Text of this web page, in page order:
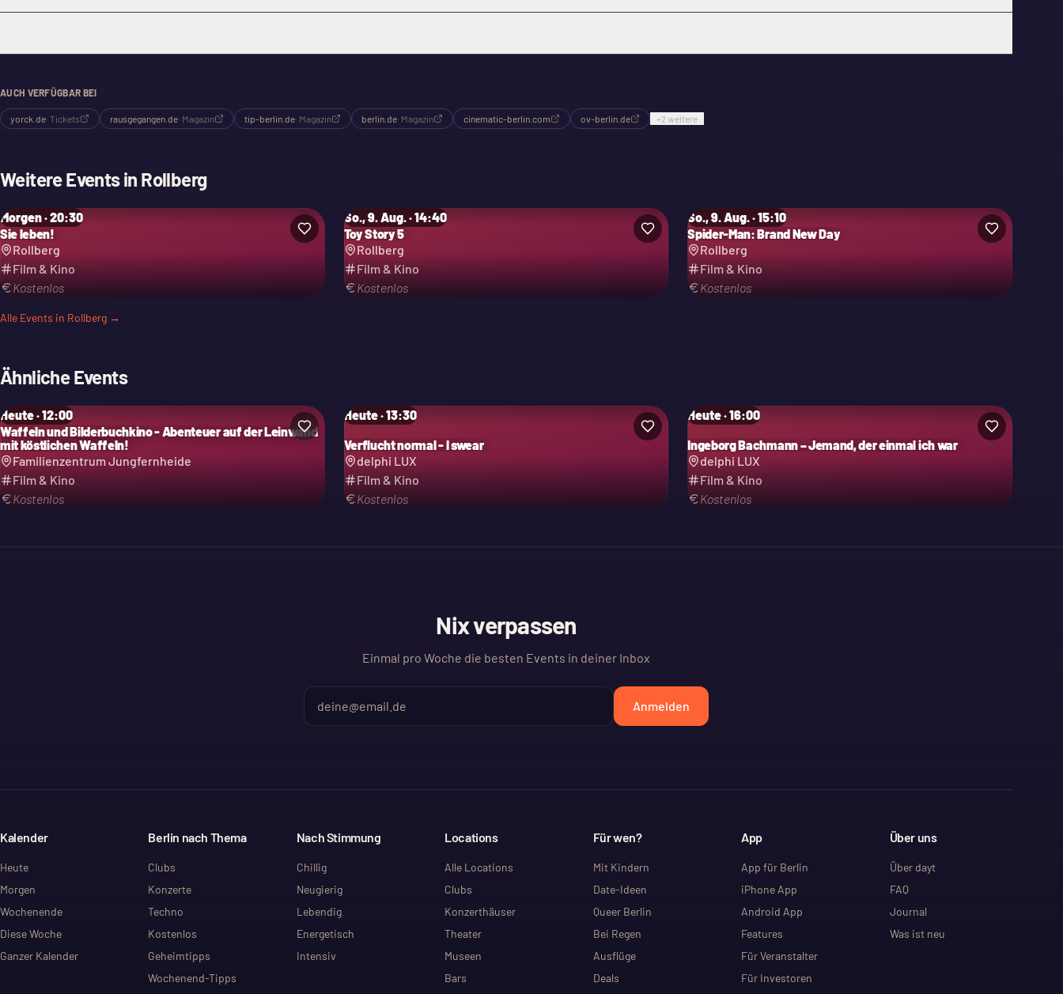
AUCH VERFÜGBAR BEI
yorck.de· Tickets rausgegangen.de· Magazin tip-berlin.de· Magazin berlin.de· Magazin cinematic-berlin.com ov-berlin.de +2weitere
Weitere Events in Rollberg
Morgen · 20:30
Sie leben!
Rollberg
Film & Kino
Kostenlos
So., 9. Aug. · 14:40
Toy Story 5
Rollberg
Film & Kino
Kostenlos
So., 9. Aug. · 15:10
Spider-Man: Brand New Day
Rollberg
Film & Kino
Kostenlos
Alle Events in Rollberg →
Ähnliche Events
Heute · 12:00
Waffeln und Bilderbuchkino - Abenteuer auf der Leinwand
mit köstlichen Waffeln!
Familienzentrum Jungfernheide
Film & Kino
Kostenlos
Heute · 13:30
Verflucht normal - I swear
delphi LUX
Film & Kino
Kostenlos
Heute · 16:00
Ingeborg Bachmann – Jemand, der einmal ich war
delphi LUX
Film & Kino
Kostenlos
Nix verpassen
Einmal pro Woche die besten Events in deiner Inbox
Anmelden
Kalender
Heute
Morgen
Wochenende
Diese Woche
Ganzer Kalender
Berlin nach Thema
Clubs
Konzerte
Techno
Kostenlos
Geheimtipps
Wochenend-Tipps
Nach Stimmung
Chillig
Neugierig
Lebendig
Energetisch
Intensiv
Locations
Alle Locations
Clubs
Konzerthäuser
Theater
Museen
Bars
Für wen?
Mit Kindern
Date-Ideen
Queer Berlin
Bei Regen
Ausflüge
Deals
App
App für Berlin
iPhone App
Android App
Features
Für Veranstalter
Für Investoren
Über uns
Über dayt
FAQ
Journal
Was ist neu